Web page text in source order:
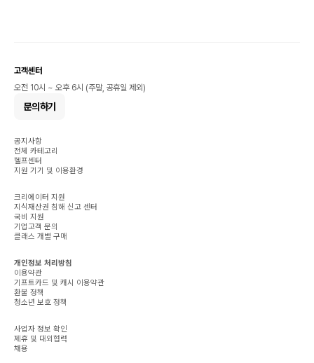
고객센터
오전 10시 ~ 오후 6시 (주말, 공휴일 제외)
문의하기
공지사항
전체 카테고리
헬프센터
지원 기기 및 이용환경
크리에이터 지원
지식재산권 침해 신고 센터
국비 지원
기업고객 문의
클래스 개별 구매
개인정보 처리방침
이용약관
기프트카드 및 캐시 이용약관
환불 정책
청소년 보호 정책
사업자 정보 확인
제휴 및 대외협력
채용